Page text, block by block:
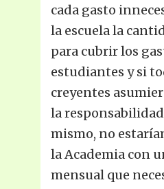
cada gasto
la escuela la
para cubrir los
estudiantes y si
creyentes
la
mismo, no
la Academia con
mensual que